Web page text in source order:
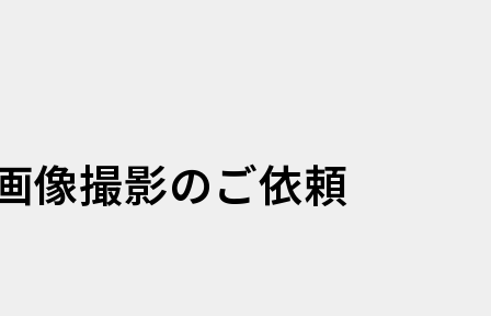
像撮影のご依頼